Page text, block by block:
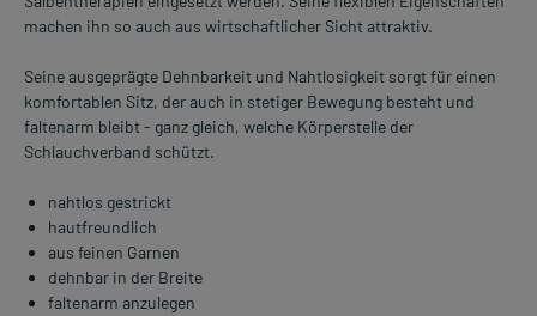
machen ihn so auch aus wirtschaftlicher Sicht attraktiv.
Seine ausgeprägte Dehnbarkeit und Nahtlosigkeit sorgt für einen
komfortablen Sitz, der auch in stetiger Bewegung besteht und
faltenarm bleibt - ganz gleich, welche Körperstelle der
Schlauchverband schützt.
nahtlos gestrickt
hautfreundlich
aus feinen Garnen
dehnbar in der Breite
faltenarm anzulegen